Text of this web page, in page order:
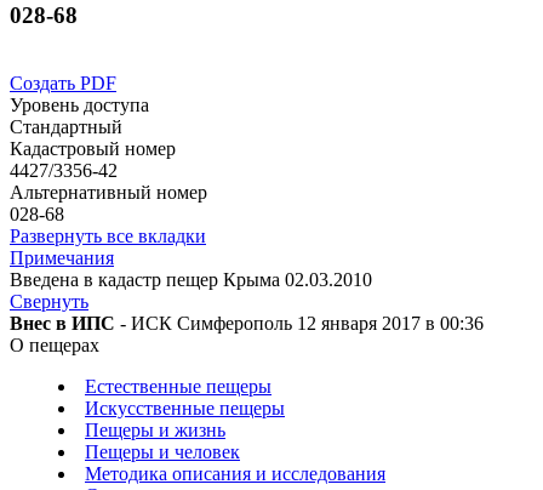
028-68
Создать PDF
Уровень доступа
Стандартный
Кадастровый номер
4427/3356-42
Альтернативный номер
028-68
Развернуть все вкладки
Примечания
Введена в кадастр пещер Крыма 02.03.2010
Свернуть
Внес в ИПС - ИСК Симферополь 12 января 2017 в 00:36
О пещерах
Естественные пещеры
Искусственные пещеры
Пещеры и жизнь
Пещеры и человек
Методика описания и исследования